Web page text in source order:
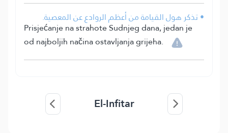
• تذكر هول القيامة من أعظم الروادع عن المعصية.
Prisjećanje na strahote Sudnjeg dana, jedan je
od najboljih načina ostavljanja grijeha.
El-Infitar